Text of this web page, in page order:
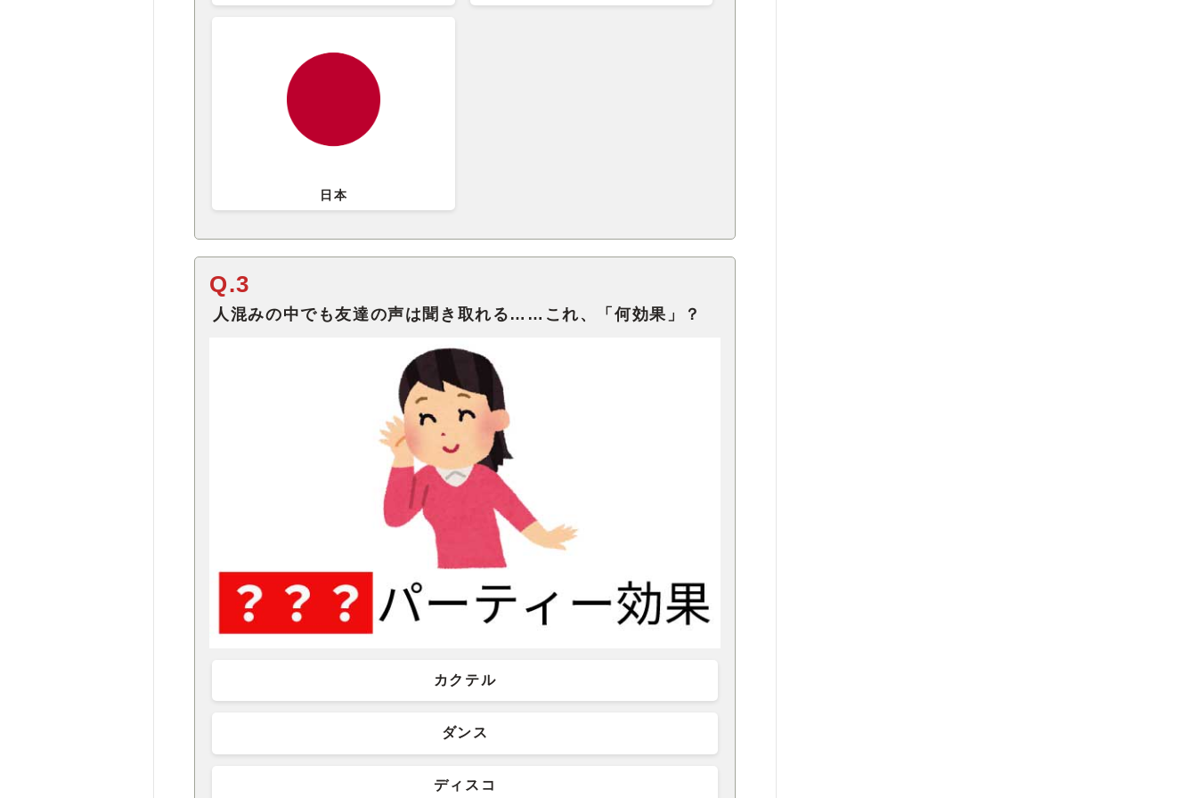
日本
Q.3
人混みの中でも友達の声は聞き取れる……これ、「何効果」？
カクテル
ダンス
ディスコ